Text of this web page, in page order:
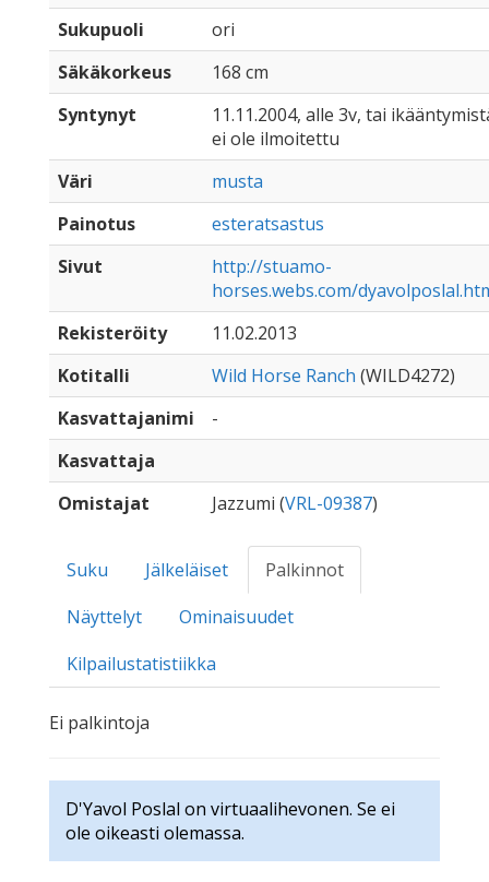
Sukupuoli
ori
Säkäkorkeus
168 cm
Syntynyt
11.11.2004, alle 3v, tai
ei ole ilmoitettu
Väri
musta
Painotus
esteratsastus
Sivut
http://stuamo-
horses.webs.com/
Rekisteröity
11.02.2013
Kotitalli
Wild Horse Ranch (WILD4272)
Kasvattajanimi
-
Kasvattaja
Omistajat
Jazzumi (VRL-09387)
Suku Jälkeläiset
Palkinnot
Näyttelyt
Ominaisuudet
Kilpailustatistiikka
Ei palkintoja
D'Yavol Poslal on virtuaalihevonen. Se ei
ole oikeasti olemassa.